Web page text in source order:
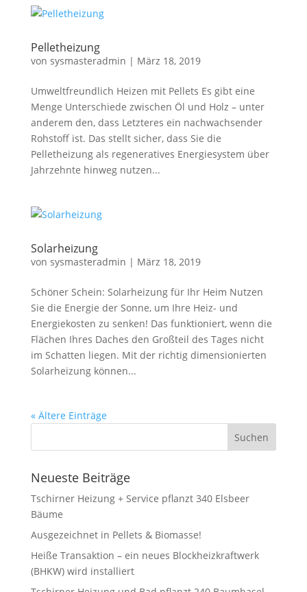
Pelletheizung
von sysmasteradmin | März 18, 2019
Umweltfreundlich Heizen mit Pellets Es gibt eine
Menge Unterschiede zwischen Öl und Holz – unter
anderem den, dass Letzteres ein nachwachsender
Rohstoff ist. Das stellt sicher, dass Sie die
Pelletheizung als regeneratives Energiesystem über
Jahrzehnte hinweg nutzen...
Solarheizung
von sysmasteradmin | März 18, 2019
Schöner Schein: Solarheizung für Ihr Heim Nutzen
Sie die Energie der Sonne, um Ihre Heiz- und
Energiekosten zu senken! Das funktioniert, wenn die
Flächen Ihres Daches den Großteil des Tages nicht
im Schatten liegen. Mit der richtig dimensionierten
Solarheizung können...
« Ältere Einträge
Neueste Beiträge
Tschirner Heizung + Service pflanzt 340 Elsbeer
Bäume
Ausgezeichnet in Pellets & Biomasse!
Heiße Transaktion – ein neues Blockheizkraftwerk
(BHKW) wird installiert